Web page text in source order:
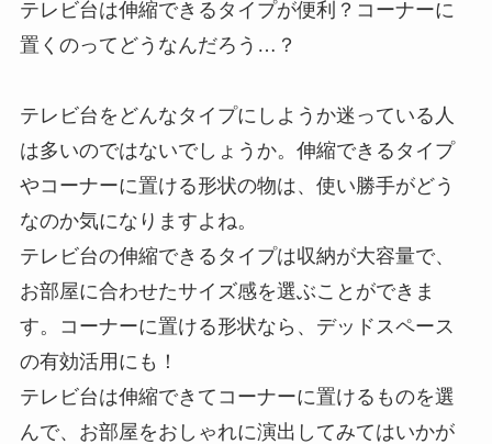
テレビ台は伸縮できるタイプが便利？コーナーに
置くのってどうなんだろう…？
テレビ台をどんなタイプにしようか迷っている人
は多いのではないでしょうか。伸縮できるタイプ
やコーナーに置ける形状の物は、使い勝手がどう
なのか気になりますよね。
テレビ台の伸縮できるタイプは収納が大容量で、
お部屋に合わせたサイズ感を選ぶことができま
す。コーナーに置ける形状なら、デッドスペース
の有効活用にも！
テレビ台は伸縮できてコーナーに置けるものを選
んで、お部屋をおしゃれに演出してみてはいかが